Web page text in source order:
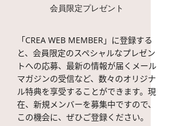
会員限定プレゼント
「CREA WEB MEMBER」に登録する
と、会員限定のスペシャルなプレゼン
トへの応募、最新の情報が届くメール
マガジンの受信など、数々のオリジナ
ル特典を享受することができます。現
在、新規メンバーを募集中ですので、
この機会に、ぜひご登録ください。